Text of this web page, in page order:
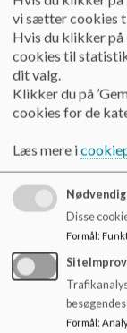
forældre
✅ Tilmelde dig
Da Aula er en
gerne opfordre
at skrive komme/
planlægge dagen
Har du børn både
information ét
også selvom
kommuner.
vi sætter cookies
Hvis du klikker på
cookies til
dit valg.
Klikker du på
cookies for de
Læs mere i
Disse
Formål:
Formål :